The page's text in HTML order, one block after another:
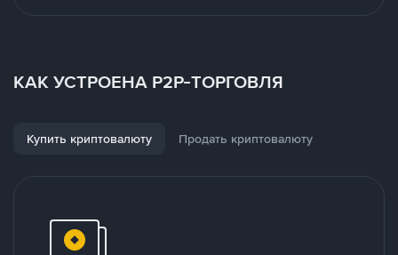
КАК УСТРОЕНА P2P-ТОРГОВЛЯ
Купить криптовалюту Продать криптовалюту